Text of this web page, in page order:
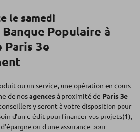
le samedi
Banque Populaire à
3e
ou un service, une opération en cours
de nosagencesà proximité de Paris 3e
y seront à votre disposition pour
d'un crédit pour financer vos projets(1),
ou d'une assurance pour